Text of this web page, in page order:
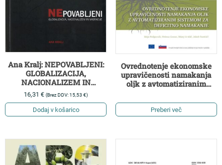
Ana Kralj: NEPOVABLJENI:
GLOBALIZACIJA,
NACIONALIZEM IN
MIGRACIJE
16,31€ (Brez DDV:15,53€)
Dodaj v košarico
Ovrednotenje ekonomske
upravičenosti namakanja
oljk z avtomatiziranim
namakanje
Preberi več